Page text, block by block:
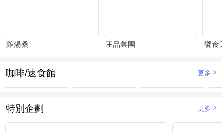
雞湯桑 王品集團 饗食
咖啡/速食館 更多
特別企劃 更多